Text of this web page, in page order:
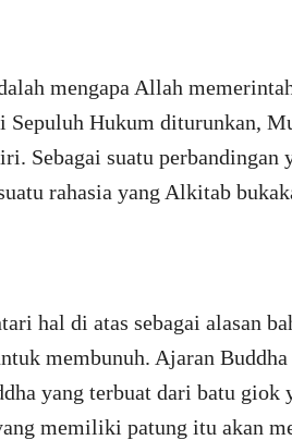
mengapa Allah
Sepuluh Hukum diturunkan,
Sebagai suatu perbandingan
rahasia yang Alkitab
hal di atas sebagai alasan
membunuh. Ajaran
yang terbuat dari batu giok
memiliki patung itu akan